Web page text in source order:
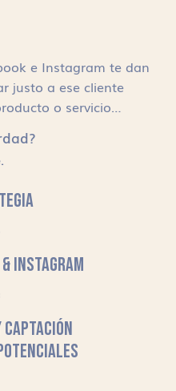
e Instagram te dan
justo a ese cliente
o servicio…
INSTAGRAM